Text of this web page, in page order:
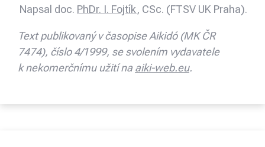
Napsal doc. PhDr. I. Fojtík, CSc. (FTSV UK Praha).
Text publikovaný v časopise Aikidó (MK ČR
7474), číslo 4/1999, se svolením vydavatele
k nekomerčnímu užití na aiki-web.eu.